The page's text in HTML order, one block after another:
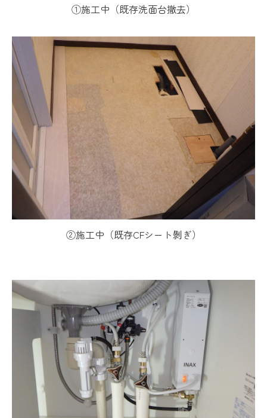
①施工中（既存洗面台撤去）
②施工中（既存CFシート剝ぎ）